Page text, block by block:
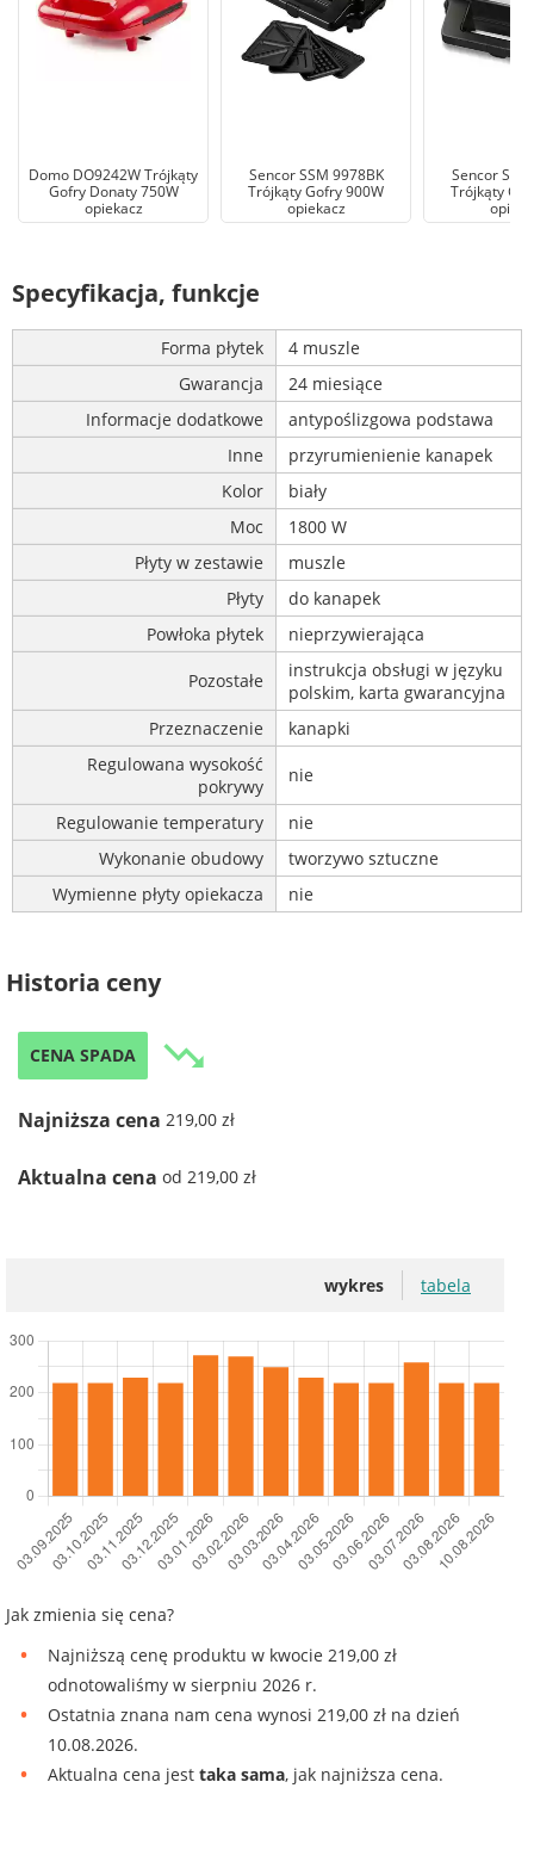
Domo DO9242W Trójkąty
Gofry Donaty 750W
opiekacz
Sencor SSM 9978BK
Trójkąty Gofry 900W
opiekacz
Sencor
Trójkąty
Specyfikacja, funkcje
Forma płytek
4 muszle
Gwarancja
24 miesiące
Informacje dodatkowe
antypoślizgowa podstawa
Inne
przyrumienienie kanapek
Kolor
biały
Moc
1800 W
Płyty w zestawie
muszle
Płyty
do kanapek
Powłoka płytek
nieprzywierająca
Pozostałe
instrukcja obsługi w języku
polskim, karta gwarancyjna
Przeznaczenie
kanapki
Regulowana wysokość
pokrywy
nie
Regulowanie temperatury
nie
Wykonanie obudowy
tworzywo sztuczne
Wymienne płyty opiekacza
nie
Historia ceny
CENA SPADA trending_down
Najniższa cena 219,00 zł
Aktualna cena od 219,00 zł
wykres tabela
Jak zmienia się cena?
Najniższą cenę produktu w kwocie 219,00 zł
odnotowaliśmy w sierpniu 2026 r.
Ostatnia znana nam cena wynosi 219,00 zł na dzień
10.08.2026.
Aktualna cena jest taka sama, jak najniższa cena.